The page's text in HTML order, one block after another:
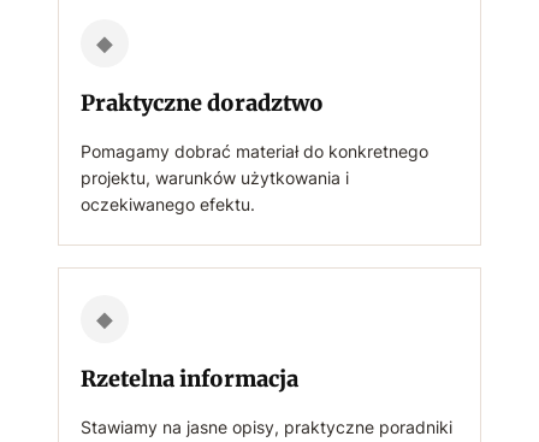
◆
Praktyczne doradztwo
Pomagamy dobrać materiał do konkretnego
projektu, warunków użytkowania i
oczekiwanego efektu.
◆
Rzetelna informacja
Stawiamy na jasne opisy, praktyczne poradniki